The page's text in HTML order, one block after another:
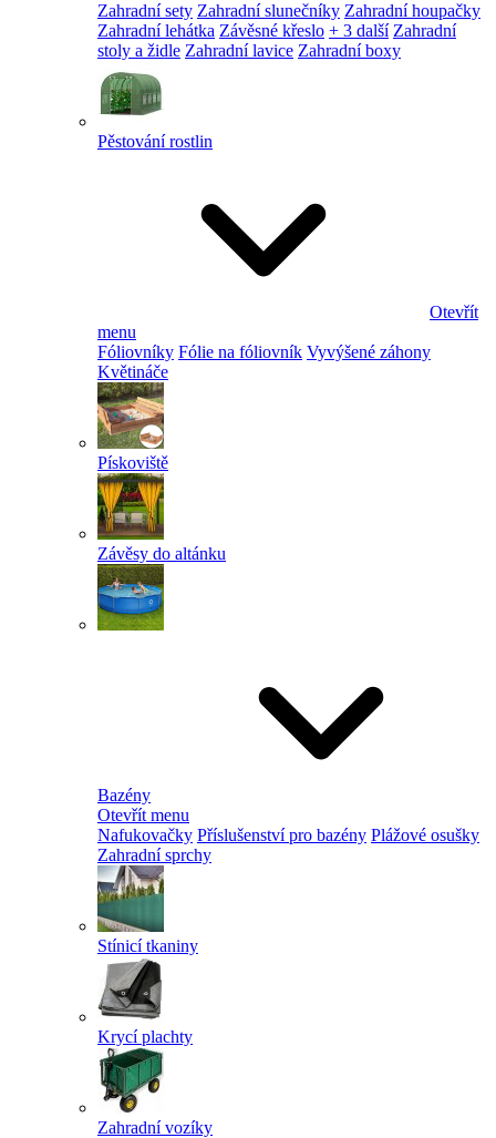
Zahradní sety Zahradní slunečníky Zahradní houpačky
Zahradní lehátka Závěsné křeslo + 3 další Zahradní
stoly a židle Zahradní lavice Zahradní boxy
Pěstování rostlin
Otevřít
menu
Fóliovníky Fólie na fóliovník Vyvýšené záhony
Květináče
Pískoviště
Závěsy do altánku
Bazény
Otevřít menu
Nafukovačky Příslušenství pro bazény Plážové osušky
Zahradní sprchy
Stínicí tkaniny
Krycí plachty
Zahradní vozíky